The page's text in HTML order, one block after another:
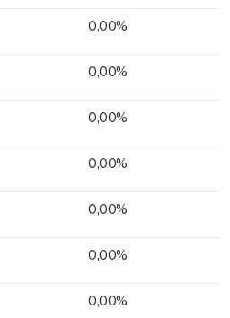
0,00%
0,00%
0,00%
0,00%
0,00%
0,00%
0,00%